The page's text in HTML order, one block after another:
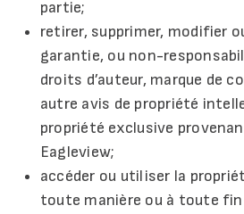
partie;
retirer, supprimer, modifier
garantie, ou non-
droits d’auteur, marque de
autre avis de propriété
propriété exclusive
Eagleview;
accéder ou utiliser la
toute manière ou à toute